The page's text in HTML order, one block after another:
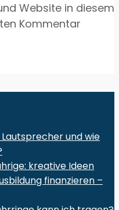
Website in diesem
Kommentar
und wie
kreative Ideen
finanzieren –